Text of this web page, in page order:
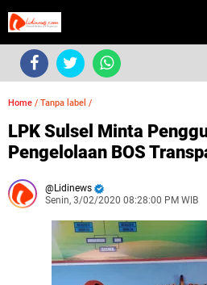
Home / Tanpa label /
LPK Sulsel Minta
Pengelolaan BOS
Lidinews
Senin, 3/02/2020 08:28:00 PM WIB